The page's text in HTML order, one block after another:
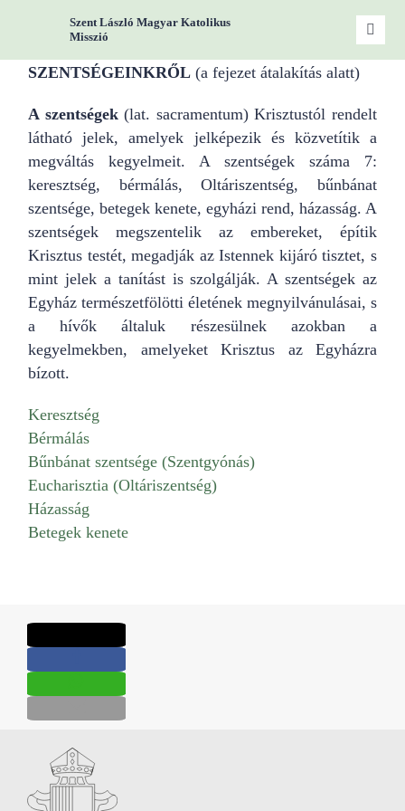
springen
Szent László Magyar Katolikus
Misszió
Toggle
SZENTSÉGEINKRŐL (a fejezet átalakítás alatt)
A szentségek(lat. sacramentum) Krisztustól rendelt
látható jelek, amelyek jelképezik és közvetítik a
megváltás kegyelmeit. A szentségek száma 7:
keresztség, bérmálás, Oltáriszentség, bűnbánat
szentsége, betegek kenete, egyházi rend, házasság. A
szentségek megszentelik az embereket, építik
Krisztus testét, megadják az Istennek kijáró tisztet, s
mint jelek a tanítást is szolgálják. A szentségek az
Egyház természetfölötti életének megnyilvánulásai, s
a hívők általuk részesülnek azokban a
kegyelmekben, amelyeket Krisztus az Egyházra
bízott.
Keresztség
Bérmálás
Bűnbánat szentsége (Szentgyónás)
Eucharisztia (Oltáriszentség)
Házasság
Betegek kenete